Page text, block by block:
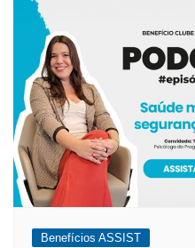
Benefícios ASSIST